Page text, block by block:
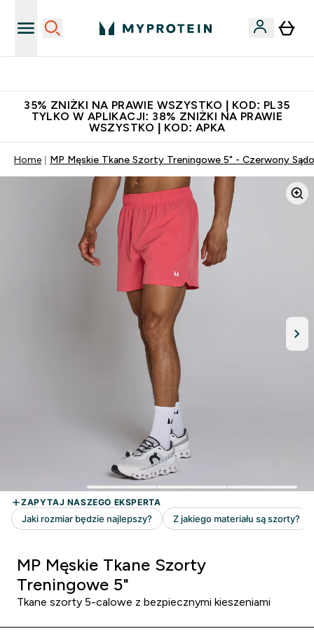
35% ZNIŻKI NA PRAWIE WSZYSTKO | KOD: PL35
TYLKO W APLIKACJI: 38% ZNIŻKI NA PRAWIE
WSZYSTKO | KOD: APKA
Home MP Męskie Tkane Szorty Treningowe 5" - Czerwony
MP Męskie Tkane Szorty
Treningowe 5"
Tkane szorty 5-calowe z bezpiecznymi kieszeniami